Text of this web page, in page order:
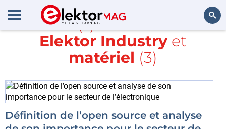
Article(s) avec la balise
Elektor Industry et
matériel (3)
Définition de l’open source et analyse